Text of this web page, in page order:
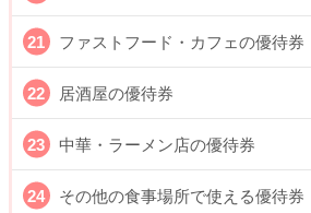
ファストフード・カフェの優待券
居酒屋の優待券
中華・ラーメン店の優待券
その他の食事場所で使える優待券